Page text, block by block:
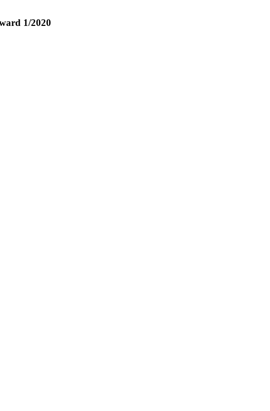
1/2020